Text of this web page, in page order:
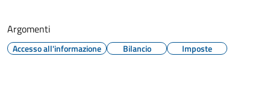
Argomenti
Accesso all'informazione Bilancio Imposte